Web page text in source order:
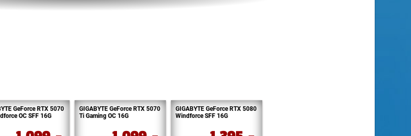
GeForce RTX 5070
OC SFF 16G
GIGABYTE GeForce RTX 5070
Ti Gaming OC 16G
GIGABYTE GeForce RTX 5080
Windforce SFF 16G